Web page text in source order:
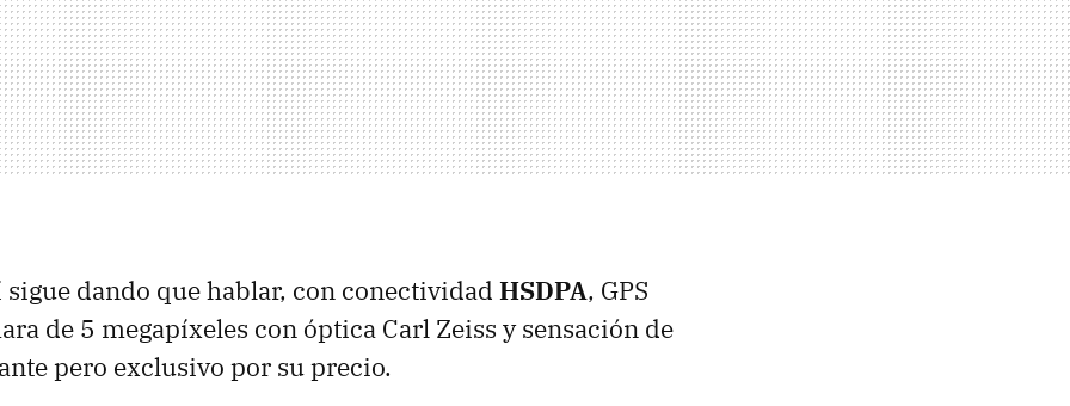
sigue dando que hablar, con conectividad HSDPA, GPS
de 5 megapíxeles con óptica Carl Zeiss y sensación de
pero exclusivo por su precio.